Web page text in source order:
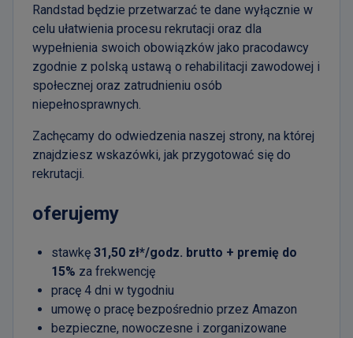
Randstad będzie przetwarzać te dane wyłącznie w
celu ułatwienia procesu rekrutacji oraz dla
wypełnienia swoich obowiązków jako pracodawcy
zgodnie z polską ustawą o rehabilitacji zawodowej i
społecznej oraz zatrudnieniu osób
niepełnosprawnych.
Zachęcamy do odwiedzenia naszej strony, na której
znajdziesz wskazówki, jak przygotować się do
rekrutacji.
oferujemy
stawkę 31,50 zł*/godz. brutto + premię do
15% za frekwencję
pracę 4 dni w tygodniu
umowę o pracę bezpośrednio przez Amazon
bezpieczne, nowoczesne i zorganizowane